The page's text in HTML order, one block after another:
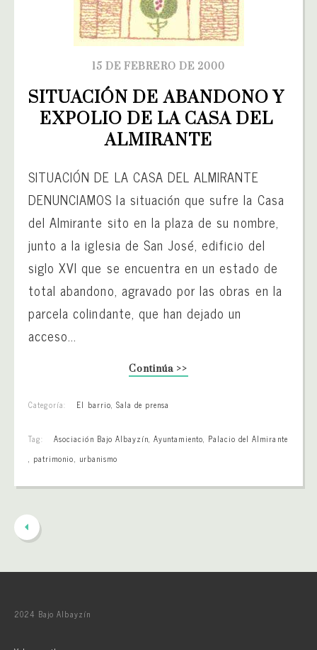
15 DE FEBRERO DE 2000
SITUACIÓN DE ABANDONO Y
EXPOLIO DE LA CASA DEL
ALMIRANTE
SITUACIÓN DE LA CASA DEL ALMIRANTE
DENUNCIAMOS la situación que sufre la Casa
del Almirante sito en la plaza de su nombre,
junto a la iglesia de San José, edificio del
siglo XVI que se encuentra en un estado de
total abandono, agravado por las obras en la
parcela colindante, que han dejado un
acceso...
Continúa >>
Categoría: El barrio, Sala de prensa
Tag: Asociación Bajo Albayzín,Ayuntamiento, Palacio del Almirante
, patrimonio, urbanismo
2024 Bajo Albayzín